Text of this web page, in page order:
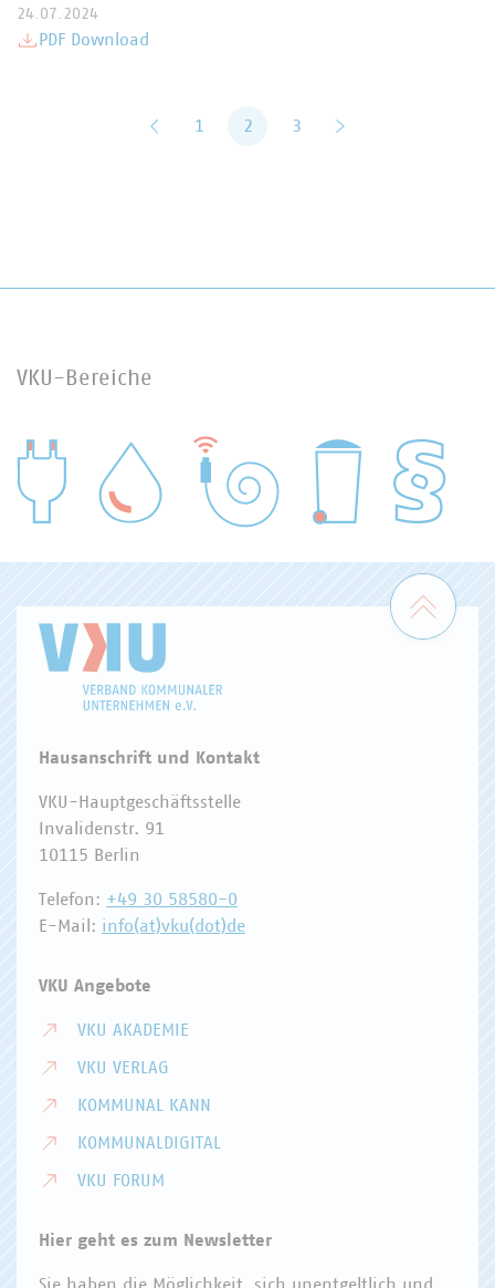
24.07.2024
PDF Download
zurück
1 2 3
VKU-Bereiche
WASSER/ABWASSER
Zum
Hausanschrift und Kontakt
VKU-Hauptgeschäftsstelle
Invalidenstr. 91
10115 Berlin
Telefon: +49 30 58580-0
E-Mail: info(at)vku(dot)de
VKU Angebote
VKU AKADEMIE
VKU VERLAG
KOMMUNAL KANN
KOMMUNALDIGITAL
VKU FORUM
Hier geht es zum Newsletter